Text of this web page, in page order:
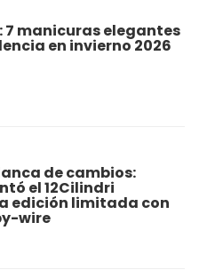
7 manicuras elegantes
en invierno 2026
de cambios:
el 12Cilindri
edición limitada con
wire